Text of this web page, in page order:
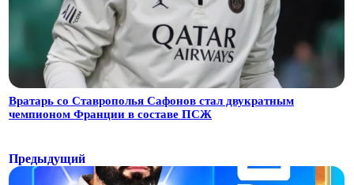
Вратарь со Ставрополья Сафонов стал двукратным
чемпионом Франции в составе ПСЖ
Предыдущий